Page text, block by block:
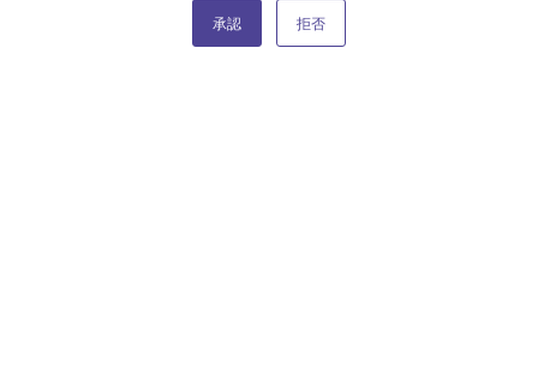
承認 拒否
29CM PLATE (SWIRL) 29CM PLATE (SWIRL)
Product Catalog (e-book)